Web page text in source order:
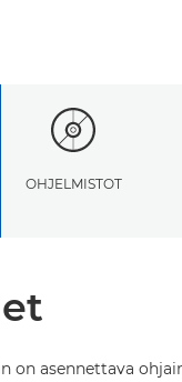
OHJELMISTOT
on asennettava